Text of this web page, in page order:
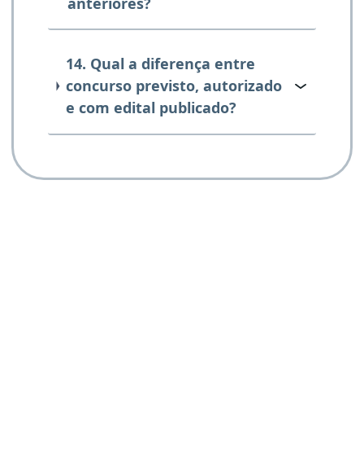
14. Qual a diferença entre
concurso previsto, autorizado
e com edital publicado?